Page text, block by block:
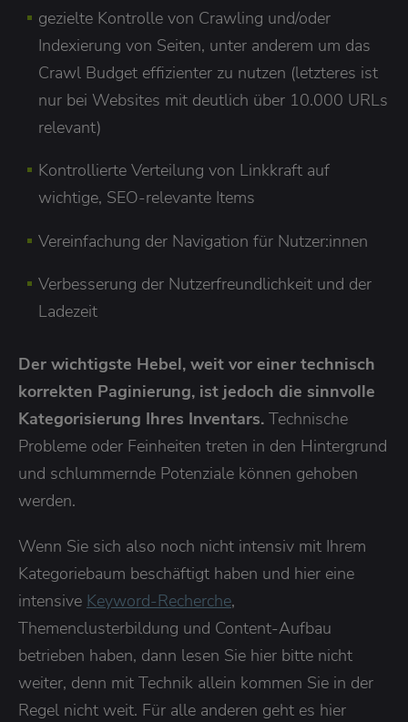
gezielte Kontrolle von Crawling und/oder
Indexierung von Seiten, unter anderem um das
Crawl Budget effizienter zu nutzen (letzteres ist
nur bei Websites mit deutlich über 10.000 URLs
relevant)
Kontrollierte Verteilung von Linkkraft auf
wichtige, SEO-relevante Items
Vereinfachung der Navigation für Nutzer:innen
Verbesserung der Nutzerfreundlichkeit und der
Ladezeit
Der wichtigste Hebel, weit vor einer technisch
korrekten Paginierung, ist jedoch die sinnvolle
Kategorisierung Ihres Inventars. Technische
Probleme oder Feinheiten treten in den Hintergrund
und schlummernde Potenziale können gehoben
werden.
Wenn Sie sich also noch nicht intensiv mit Ihrem
Kategoriebaum beschäftigt haben und hier eine
intensive Keyword-Recherche,
Themenclusterbildung und Content-Aufbau
betrieben haben, dann lesen Sie hier bitte nicht
weiter, denn mit Technik allein kommen Sie in der
Regel nicht weit. Für alle anderen geht es hier